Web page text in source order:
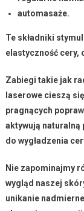
automasaże.
Te składniki
elastyczność cery,
Zabiegi takie jak
laserowecieszą
pragnących
aktywują naturalną
do wygładzenia
Nie zapominajmy
wygląd naszej
unikanie